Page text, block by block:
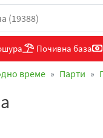
Почивна база
време Парти